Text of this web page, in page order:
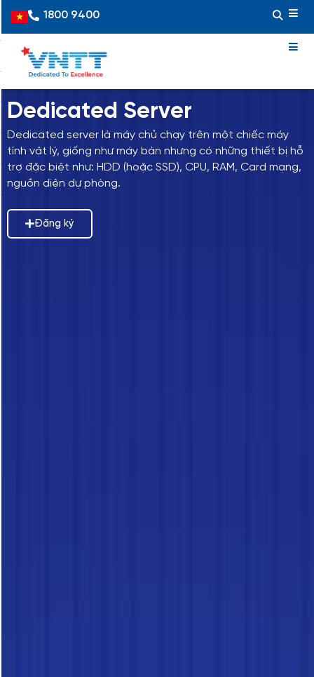
content
Vietnamese
1800 9400
Dedicated Server
Dedicated server là máy chủ chạy trên một chiếc máy
tính vật lý, giống như máy bàn nhưng có những thiết bị hỗ
trợ đặc biệt như: HDD (hoặc SSD), CPU, RAM, Card mạng,
nguồn diện dự phòng.
Đăng ký